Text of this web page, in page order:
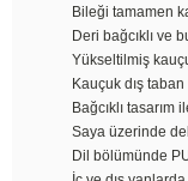
Bileği tamamen
Deri bağcıklı ve
Yükseltilmiş
Kauçuk dış taban
Bağcıklı tasarım
Saya üzerinde
Dil bölümünde